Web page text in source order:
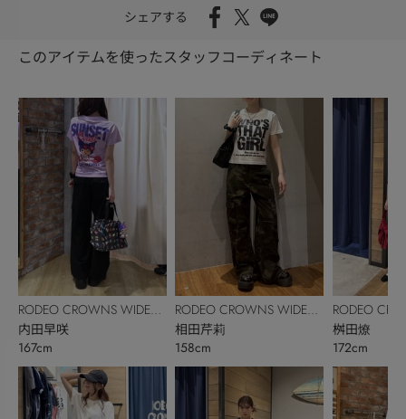
シェアする
このアイテムを使ったスタッフコーディネート
RODEO CROWNS WIDE
BOWL
内田早咲
167cm
RODEO CROWNS WIDE
BOWL
相田芹莉
158cm
RODEO
BOWL
桝田燎
172cm